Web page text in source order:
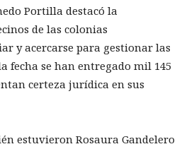
Portilla destacó la
de las colonias
y acercarse para gestionar las
fecha se han entregado mil 145
certeza jurídica en sus
estuvieron Rosaura Gandelero